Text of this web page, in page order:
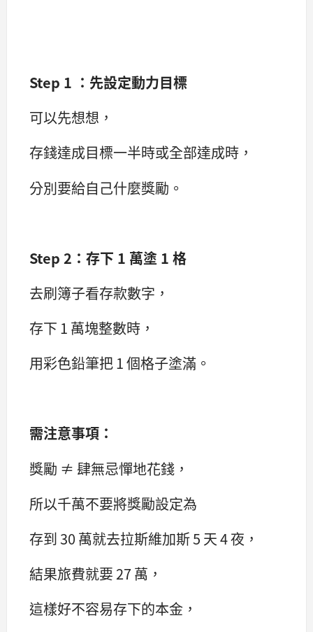
Step 1 ：先設定動力目標
可以先想想，
存錢達成目標一半時或全部達成時，
分別要給自己什麼獎勵。
Step 2：存下 1 萬塗 1 格
去刷簿子看存款數字，
存下 1 萬塊整數時，
用彩色鉛筆把 1 個格子塗滿。
需注意事項：
獎勵 ≠ 肆無忌憚地花錢，
所以千萬不要將獎勵設定為
存到 30 萬就去拉斯維加斯 5 天 4 夜，
結果旅費就要 27 萬，
這樣好不容易存下的本金，